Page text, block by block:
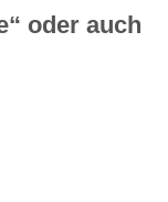
oder auch